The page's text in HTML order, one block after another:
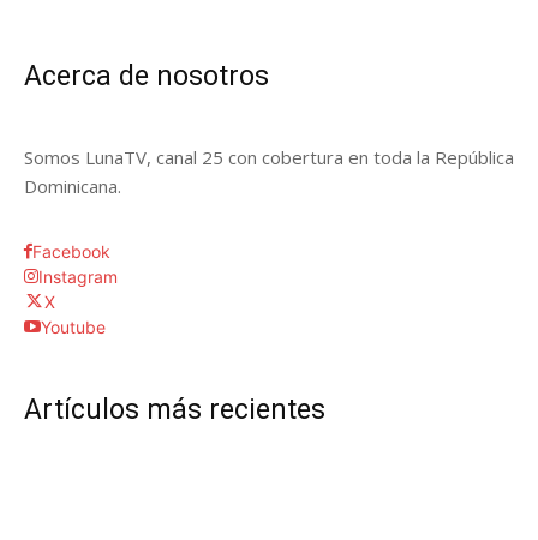
Acerca de nosotros
Somos LunaTV, canal 25 con cobertura en toda la República
Dominicana.
Facebook
Instagram
X
Youtube
Artículos más recientes